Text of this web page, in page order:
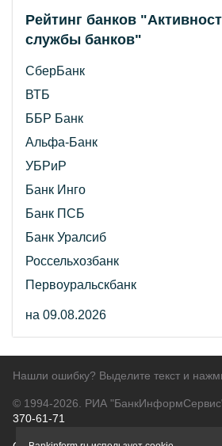
Рейтинг банков
службы банков"
СберБанк
ВТБ
ББР Банк
Альфа-Банк
УБРиР
Банк Инго
Банк ПСБ
Банк Уралсиб
Россельхозбанк
Первоуральскбанк
на 09.08.2026
Нашли ошибку? Выделите текст и
© 1994-2026. РИА
370-61-71